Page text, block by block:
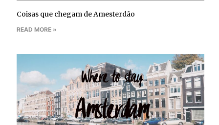
Coisas que chegam de Amesterdão
READ MORE »